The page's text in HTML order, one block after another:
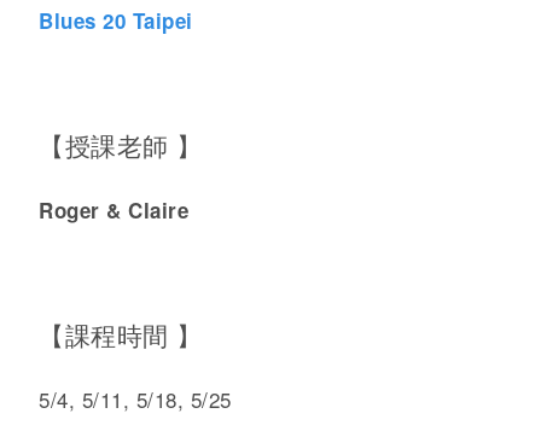
Blues 20 Taipei
【授課老師 】
Roger & Claire
【課程時間 】
5/4, 5/11, 5/18, 5/25